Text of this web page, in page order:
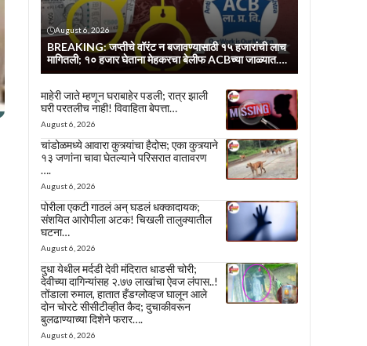
August 6, 2026
BREAKING: जप्तीचे वॉरंट न बजावण्यासाठी १५ हजारांची लाच
मागितली; १० हजार घेताना मेहकरचा बेलीफ ACBच्या जाळ्यात….
माहेरी जाते म्हणून घराबाहेर पडली; रात्र झाली
घरी परतलीच नाही! विवाहिता बेपत्ता…
August 6, 2026
चांडोळमध्ये आवारा कुत्र्यांचा हैदोस; एका कुत्र्याने
१३ जणांना चावा घेतल्याने परिसरात वातावरण
….
August 6, 2026
पोरीला एकटी गाठलं अन् घडलं धक्कादायक;
संशयित आरोपीला अटक! चिखली तालुक्यातील
घटना…
August 6, 2026
दुधा येथील मर्दडी देवी मंदिरात धाडसी चोरी;
देवीच्या दागिन्यांसह २.७७ लाखांचा ऐवज लंपास..!
तोंडाला रुमाल, हातात हँडग्लोव्हज घालून आले
दोन चोरटे सीसीटीव्हीत कैद; दुचाकीवरून
बुलढाण्याच्या दिशेने फरार….
August 6, 2026